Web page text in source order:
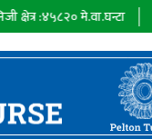
मे.वा.घन्टा आयात :